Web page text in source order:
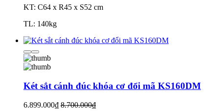
KT: C64 x R45 x S52 cm
TL: 140kg
Két sắt cánh đúc khóa cơ đổi mã KS160DM
6.899.000₫ 8.700.000₫